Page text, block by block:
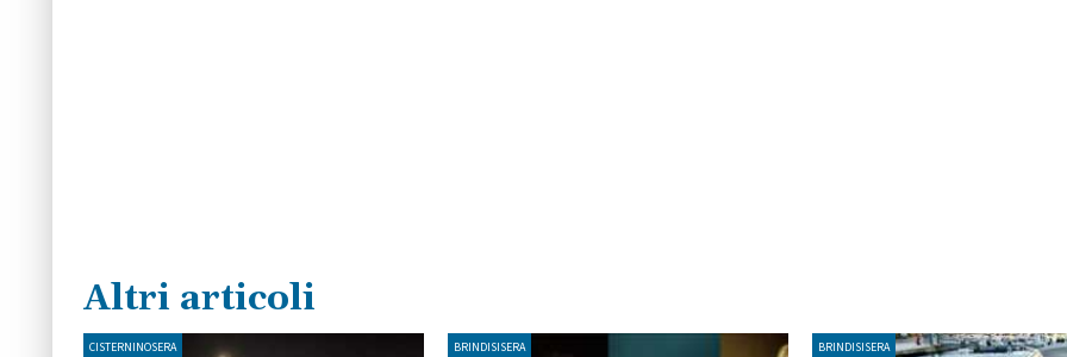
Altri articoli
CISTERNINOSERA BRINDISISERA BRINDISISERA